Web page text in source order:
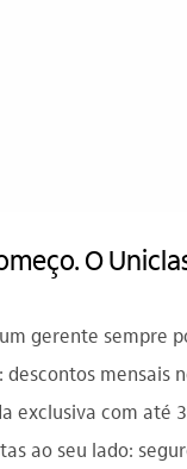
O
gerente sempre
descontos mensais
exclusiva com até
ao seu lado: